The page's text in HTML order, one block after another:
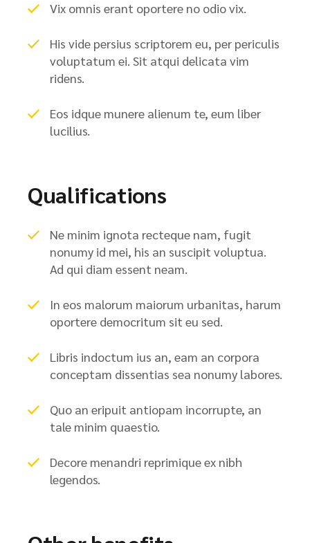
Vix omnis erant oportere no odio vix.
His vide persius scriptorem eu, per periculis
voluptatum ei. Sit atqui delicata vim
ridens.
Eos idque munere alienum te, eum liber
lucilius.
Qualifications
Ne minim ignota recteque nam, fugit
nonumy id mei, his an suscipit voluptua.
Ad qui diam essent neam.
In eos malorum maiorum urbanitas, harum
oportere democritum sit eu sed.
Libris indoctum ius an, eam an corpora
conceptam dissentias sea nonumy labores.
Quo an eripuit antiopam incorrupte, an
tale minim quaestio.
Decore menandri reprimique ex nibh
legendos.